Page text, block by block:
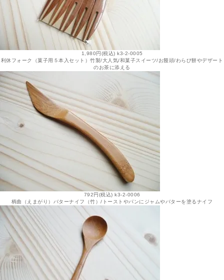
1,980円(税込) k3-2-0005
利休フォーク（菓子用５本入セット）竹製/大人気/和菓子スイーツ/お饅頭/わらび餅やデザート
のお茶に添える
792円(税込) k3-2-0006
柄曲（えまがり）バターナイフ（竹）/トーストやパンにジャムやバターを塗るナイフ